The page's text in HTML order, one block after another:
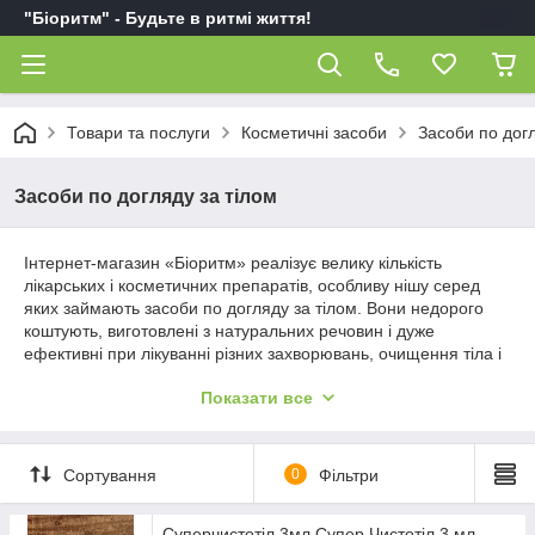
"Біоритм" - Будьте в ритмі життя!
Товари та послуги Косметичні засоби Засоби по
Засоби по догляду за тілом
Інтернет-магазин «Біоритм» реалізує велику кількість
лікарських і косметичних препаратів, особливу нішу серед
яких займають засоби по догляду за тілом. Вони недорого
коштують, виготовлені з натуральних речовин і дуже
ефективні при лікуванні різних захворювань, очищення тіла і
Крему, бальзами і гелі по догляду за
тілом
Показати все
Сортування 0 Фільтри